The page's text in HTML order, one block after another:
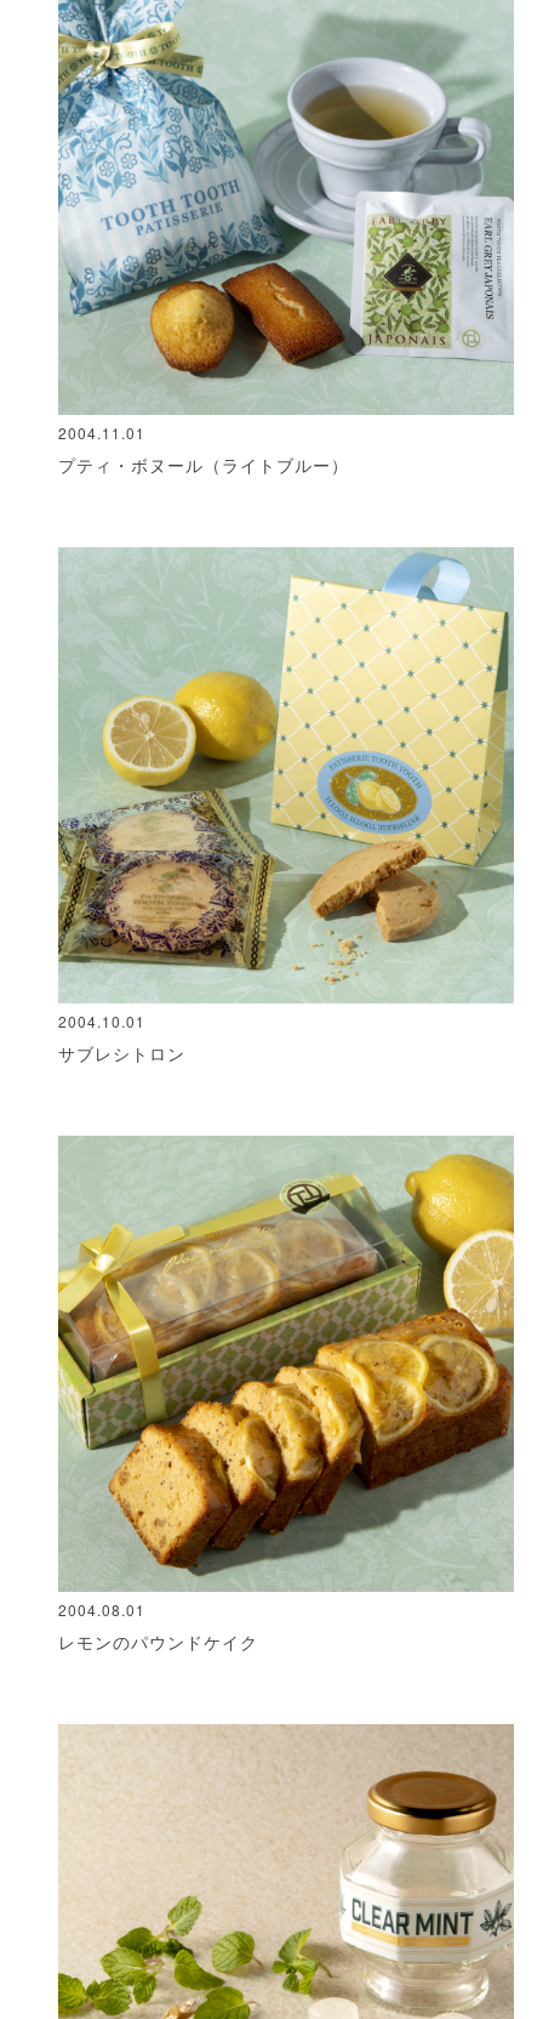
2004.11.01
プティ・ボヌール（ライトブルー）
2004.10.01
サブレシトロン
2004.08.01
レモンのパウンドケイク